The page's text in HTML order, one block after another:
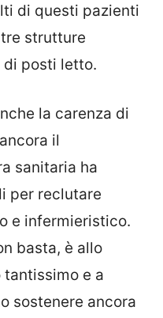
di questi pazienti
strutture
di posti letto.
la carenza di
il
sanitaria ha
per reclutare
e infermieristico.
basta, è allo
e a
sostenere ancora